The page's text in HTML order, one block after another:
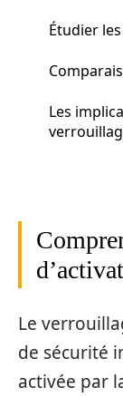
Étudier
Les
Le
de sécurité
activée par